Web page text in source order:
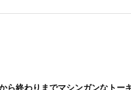
ら終わりまでマシンガンなトー